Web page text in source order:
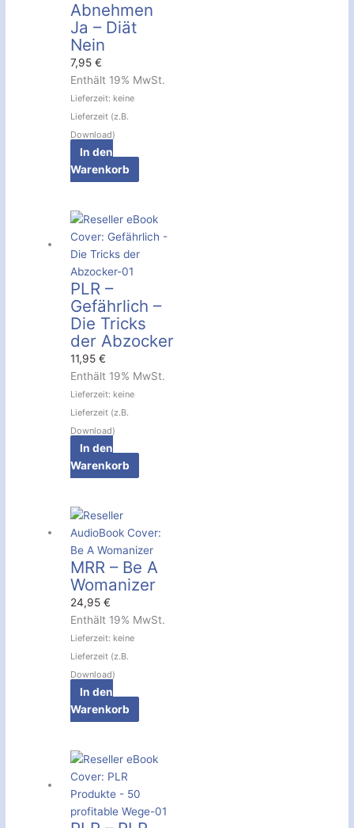
Abnehmen
Ja – Diät
Nein
7,95€
Enthält 19% MwSt.
Lieferzeit: keine
Lieferzeit (z.B.
Download)
In den
Warenkorb
PLR –
Gefährlich –
Die Tricks
der Abzocker
11,95€
Enthält 19% MwSt.
Lieferzeit: keine
Lieferzeit (z.B.
Download)
In den
Warenkorb
MRR – Be A
Womanizer
24,95€
Enthält 19% MwSt.
Lieferzeit: keine
Lieferzeit (z.B.
Download)
In den
Warenkorb